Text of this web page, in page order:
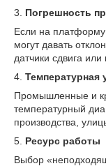
3. Погрешность
Если на
могут давать
датчики сдвига
4. Температурная
Промышленные и
температурный
производства,
5. Ресурс работы
Выбор